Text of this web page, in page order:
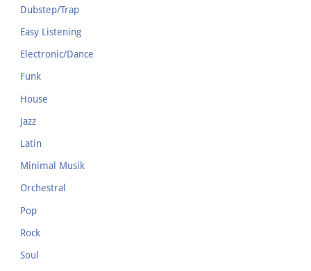
Dubstep/Trap
Easy Listening
Electronic/Dance
Funk
House
Jazz
Latin
Minimal Musik
Orchestral
Pop
Rock
Soul